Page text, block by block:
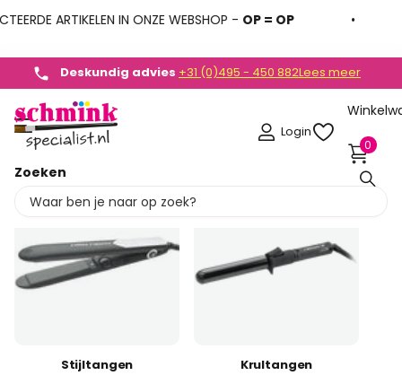
ARTIKELEN IN ONZE WEBSHOP -OP = OP
Deskundig advies +31 (0)495 - 450 882Lees meer
Deskundig advies +31 (0)495 - 450 882
Zoeken
Login
0
Stijltangen Krultangen